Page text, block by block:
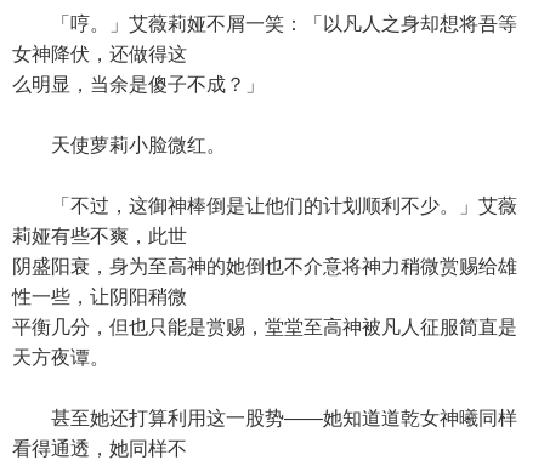
「哼。」艾薇莉娅不屑一笑：「以凡人之身却想将吾等
女神降伏，还做得这
么明显，当余是傻子不成？」
天使萝莉小脸微红。
「不过，这御神棒倒是让他们的计划顺利不少。」艾薇
莉娅有些不爽，此世
阴盛阳衰，身为至高神的她倒也不介意将神力稍微赏赐给雄
性一些，让阴阳稍微
平衡几分，但也只能是赏赐，堂堂至高神被凡人征服简直是
天方夜谭。
甚至她还打算利用这一股势——她知道道乾女神曦同样
看得通透，她同样不